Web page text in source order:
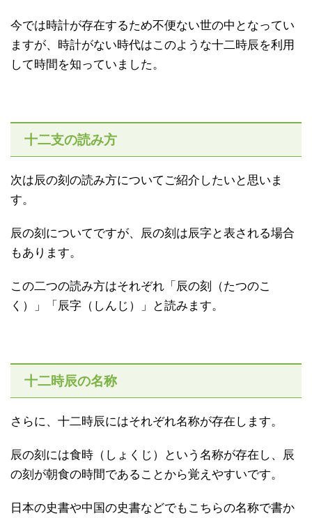
今では時計が存在するため不便ない世の中となってい
ますが、時計がない時代はこのような十二時辰を利用
して時間を知っていました。
十二支の読み方
次は辰の刻の読み方についてご紹介したいと思いま
す。
辰の刻についてですが、辰の刻は辰字と表される場合
もあります。
この二つの読み方はそれぞれ「辰の刻（たつのこ
く）」「辰字（しんじ）」と読みます。
十二時辰の名称
さらに、十二時辰にはそれぞれ名称が存在します。
辰の刻には食時（しょくじ）という名称が存在し、辰
の刻が朝食の時間であることから覚えやすいです。
日本の史書や中国の史書などでもこちらの名称で書か